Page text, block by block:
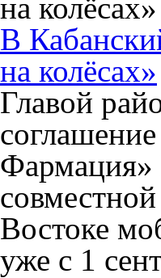
В
на колёсах»
Главой
Фармация»
Востоке
уже с 1